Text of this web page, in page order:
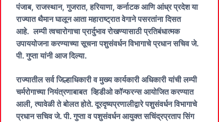
पंजाब, राजस्थान, गुजरात, हरियाणा, कर्नाटक आणि आंध्र प्रदेश या
राज्यात थैमान घालून आता महाराष्ट्रात वेगाने पसरतांना दिसत
आहे. लम्पी त्वचारोगाचा प्रार्दुभाव रोखण्यासाठी प्रतिबंधात्मक
उपाययोजना करण्याच्या सूचना पशुसंवर्धन विभागाचे प्रधान सचिव जे.
पी. गुप्ता यांनी आज दिल्या.
राज्यातील सर्व जिल्हाधिकारी व मुख्य कार्यकारी अधिकारी यांची लम्पी
चर्मरोगाच्या नियंत्रणाबाबत व्हिडीओ कॉन्फरन्स आयोजित करण्यात
आली, त्यावेळी ते बोलत होते. दूरदृष्यप्रणालीद्वारे पशुसंवर्धन विभागाचे
प्रधान सचिव जे. पी. गुप्ता व पशुसंवर्धन आयुक्त सचिंद्रप्रताप सिंग